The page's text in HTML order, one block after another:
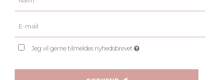
Jeg vil gerne tilmeldes nyhedsbrevet